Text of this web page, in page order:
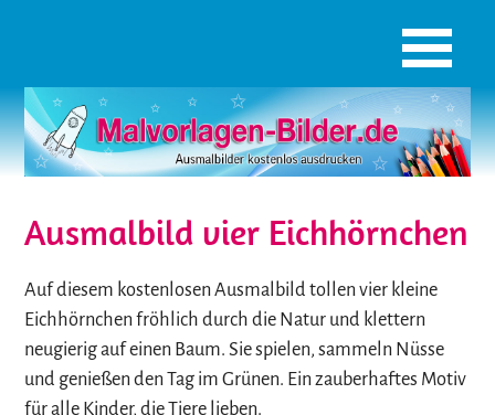
Ausmalbild vier Eichhörnchen
Auf diesem kostenlosen Ausmalbild tollen vier kleine
Eichhörnchen fröhlich durch die Natur und klettern
neugierig auf einen Baum. Sie spielen, sammeln Nüsse
und genießen den Tag im Grünen. Ein zauberhaftes Motiv
für alle Kinder, die Tiere lieben.